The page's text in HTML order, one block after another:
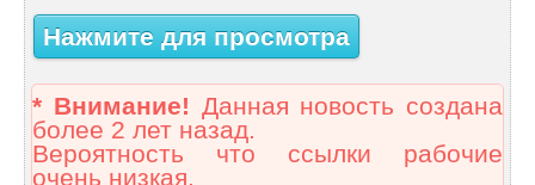
Нажмите для просмотра
* Внимание! Данная новость создана
более 2 лет назад.
Вероятность что ссылки рабочие
очень низкая.